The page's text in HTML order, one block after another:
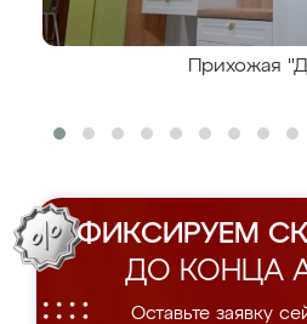
Прихожая
ФИКСИРУЕМ
ДО КОНЦА
Оставьте заявку